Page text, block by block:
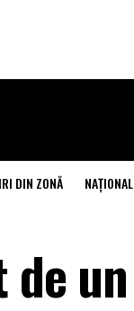
DIN ZONĂ NAŢIONAL
un